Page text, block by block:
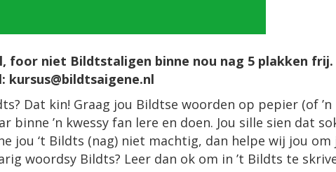
niet Bildtstaligen binne nou nag 5 plakken frij.
kursus@bildtsaigene.nl
Dat kin! Graag jou Bildtse woorden op pepier (of ’n
binne ’n kwessy fan lere en doen. Jou sille sien dat
jou ‘t Bildts (nag) niet machtig, dan helpe wij jou om
woordsy Bildts? Leer dan ok om in ’t Bildts te